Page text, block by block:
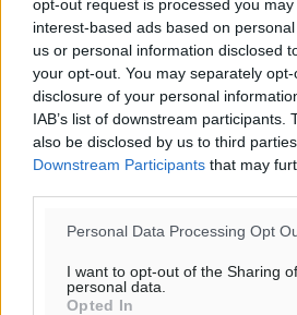
opt-out request is processed you
interest-based ads based on
us or personal information disclosed
your opt-out. You may separately
disclosure of your personal
IAB’s list of downstream participants.
also be disclosed by us to third
Downstream Participants that may
Personal Data Processing Opt
I want to opt-out of the Sharing
personal data.
Opted In